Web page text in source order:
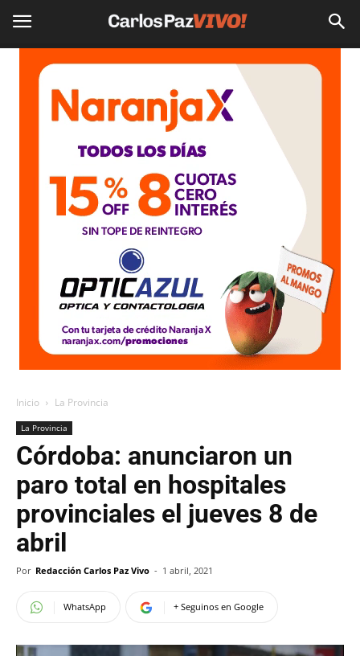
Inicio La Provincia
La Provincia
Córdoba: anunciaron un
paro total en hospitales
provinciales el jueves 8 de
abril
Por Redacción Carlos Paz Vivo - 1 abril, 2021
WhatsApp + Seguinos en Google